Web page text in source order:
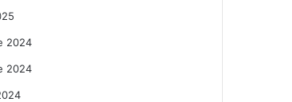
2024
2024